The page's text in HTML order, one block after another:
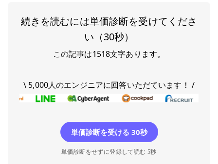
続きを読むには単価診断を受けてくださ
い（30秒）
この記事は1518文字あります。
\ 5,000人のエンジニアに回答いただています！ /
単価診断を受ける 30秒
単価診断をせずに登録して読む 5秒